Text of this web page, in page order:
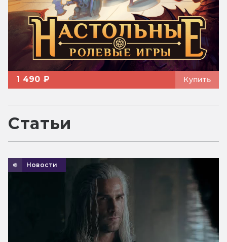
1 490 ₽ Купить
Статьи
Новости